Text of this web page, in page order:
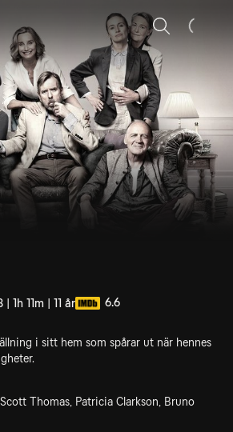
Sök
1h 11m | 11 år 6.6
i sitt hem som spårar ut när hennes
Thomas, Patricia Clarkson, Bruno